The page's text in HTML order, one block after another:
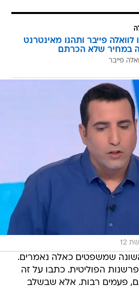
לוואלה פייבר ותהנו מאינטרנט
במחיר שלא הכרתם
פייבר
12
שמשפטים כאלה נאמרים.
הפוליטית. כתבו על זה
פעמים רבות. אלא שבשלב